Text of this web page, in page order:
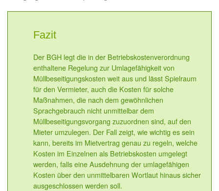
Fazit
Der BGH legt die in der Betriebskostenverordnung
enthaltene Regelung zur Umlagefähigkeit von
Müllbeseitigungskosten weit aus und lässt Spielraum
für den Vermieter, auch die Kosten für solche
Maßnahmen, die nach dem gewöhnlichen
Sprachgebrauch nicht unmittelbar dem
Müllbeseitigungsvorgang zuzuordnen sind, auf den
Mieter umzulegen. Der Fall zeigt, wie wichtig es sein
kann, bereits im Mietvertrag genau zu regeln, welche
Kosten im Einzelnen als Betriebskosten umgelegt
werden, falls eine Ausdehnung der umlagefähigen
Kosten über den unmittelbaren Wortlaut hinaus sicher
ausgeschlossen werden soll.